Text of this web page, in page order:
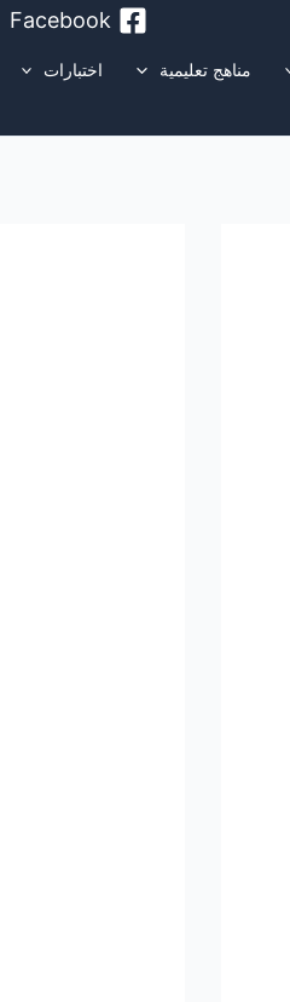
Facebook
مناهج تعليمية
اختبارات